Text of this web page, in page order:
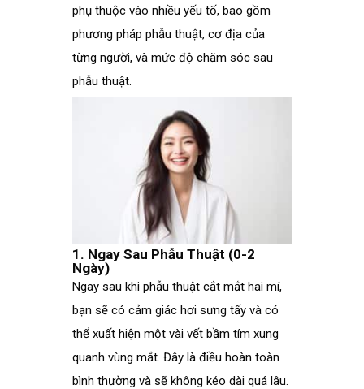
phụ thuộc vào nhiều yếu tố, bao gồm
phương pháp phẫu thuật, cơ địa của
từng người, và mức độ chăm sóc sau
phẫu thuật.
1. Ngay Sau Phẫu Thuật (0-2
Ngày)
Ngay sau khi phẫu thuật cắt mắt hai mí,
bạn sẽ có cảm giác hơi sưng tấy và có
thể xuất hiện một vài vết bầm tím xung
quanh vùng mắt. Đây là điều hoàn toàn
bình thường và sẽ không kéo dài quá lâu.